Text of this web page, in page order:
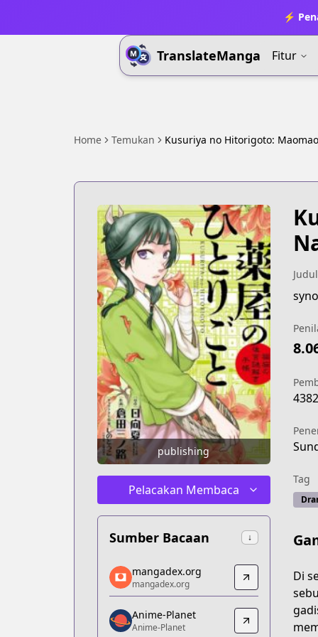
⚡
TranslateManga Fitur
Home Temukan Kusuriya no Hitorigoto:
publishing
Pelacakan Membaca
Sumber Bacaan ↓
mangadex.org
mangadex.org
https://mangadex.org/title/8c1d7d0c-
Anime-Planet
mangadex.org
mangadex.org
Anime-Planet
Anime-Planet
4382
Tag
Di